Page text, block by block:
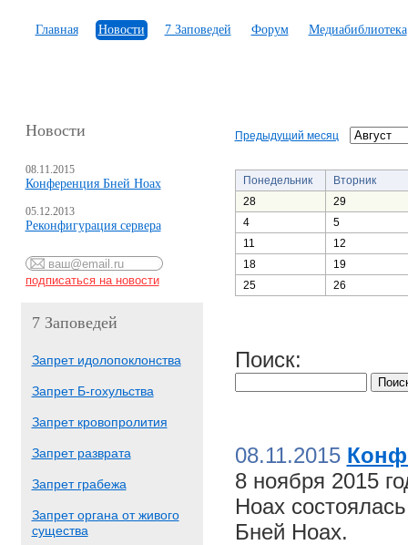
Главная Новости 7 Заповедей Форум Медиабиблиотека
Новости
08.11.2015
Конференция Бней Ноах
05.12.2013
Реконфигурация сервера
7 Заповедей
Запрет идолопоклонства
Запрет Б-гохульства
Запрет кровопролития
Запрет разврата
Запрет грабежа
Запрет органа от живого
существа
Предыдущий месяц
Понедельник
Вторник
28
29
4
5
11
12
18
19
25
26
Поиск:
08.11.2015
8 ноября 2015
Ноах
Бней Ноах.